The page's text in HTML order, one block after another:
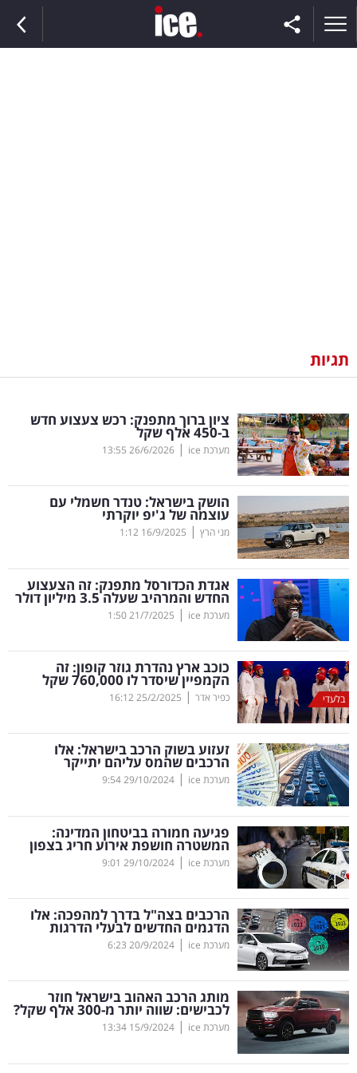
וצרכנות
דיגיטל
וטק
שיווק
ופרסום
משפט
מדדים
ומחקרים
דעות
רכילות
עסקית
קריפטו
ויראלי
טלוויזיה
עסקי
ספורט
קריירה
ולימודים
מינויים
רייטינג
רכב
תגיות
ציון ברוך מתפנק: רכש צעצוע חדש
ב-450 אלף שקל
מערכת ice |
26/6/2026
13:55
הושק בישראל: טנדר חשמלי עם
עוצמה של ג'יפ יוקרתי
מני הרץ |
16/9/2025
1:12
אגדת הכדורסל מתפנק: זה הצעצוע
החדש והמרהיב שעלה 3.5 מיליון דולר
מערכת ice |
21/7/2025
1:50
בלעדי
כוכב ארץ נהדרת גוזר קופון: זה
הקמפיין שיסדר לו 760,000 שקל
כפיר אדר |
25/2/2025
16:12
זעזוע בשוק הרכב בישראל: אלו
הרכבים שהמס עליהם יתייקר
מערכת ice |
29/10/2024
9:54
פגיעה חמורה בביטחון המדינה:
המשטרה חושפת אירוע חריג בצפון
מערכת ice |
29/10/2024
9:01
הרכבים בצה"ל בדרך למהפכה: אלו
הדגמים החדשים לבעלי הדרגות
מערכת ice |
20/9/2024
6:23
מותג הרכב האהוב בישראל חוזר
לכבישים: שווה יותר מ-300 אלף שקל?
מערכת ice |
15/9/2024
13:34